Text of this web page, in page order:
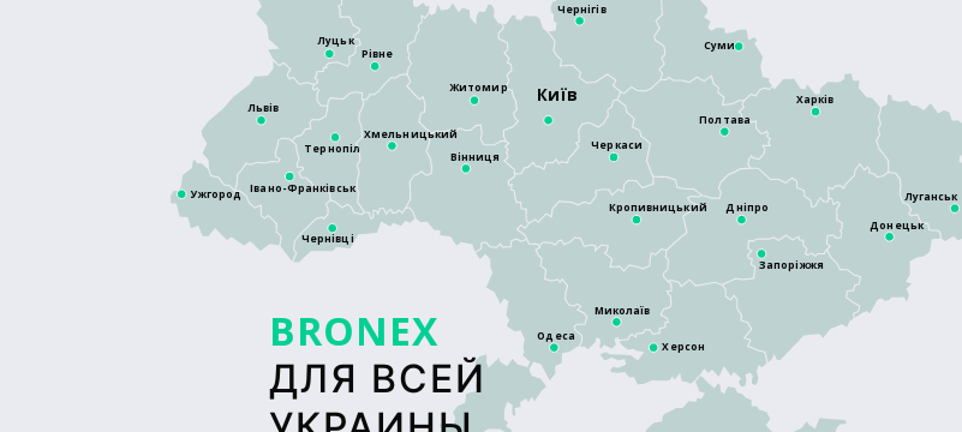
BRONEX
ДЛЯ ВСЕЙ
Луцьк
Київ
Житомир
Тернопіль
Рівне
Львів
Дніпро
Кропивницький
Харків
Полтава
Черкаси
Суми
Чернігів
Запоріжжя
Херсон
Донецьк
Луганськ
Ужгород
Чернівці
Вінниця
Хмельницький
Івано-Франківськ
Миколаїв
Одеса